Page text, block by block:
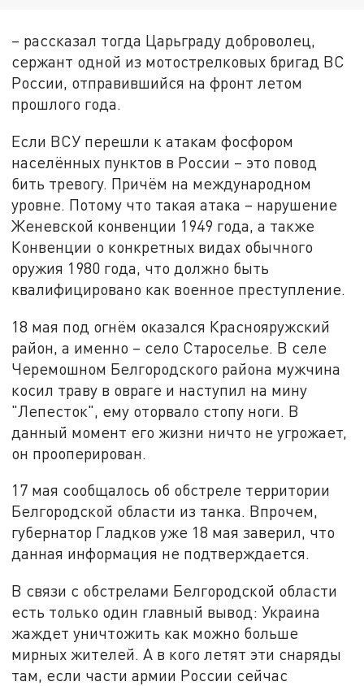
– рассказал тогда Царьграду доброволец,
сержант одной из мотострелковых бригад ВС
России, отправившийся на фронт летом
прошлого года.
Если ВСУ перешли к атакам фосфором
населённых пунктов в России – это повод
бить тревогу. Причём на международном
уровне. Потому что такая атака – нарушение
Женевской конвенции 1949 года, а также
Конвенции о конкретных видах обычного
оружия 1980 года, что должно быть
квалифицировано как военное преступление.
18 мая под огнём оказался Краснояружский
район, а именно – село Староселье. В селе
Черемошном Белгородского района мужчина
косил траву в овраге и наступил на мину
"Лепесток", ему оторвало стопу ноги. В
данный момент его жизни ничто не угрожает,
он прооперирован.
17 мая сообщалось об обстреле территории
Белгородской области из танка. Впрочем,
губернатор Гладков уже 18 мая заверил, что
данная информация не подтверждается.
В связи с обстрелами Белгородской области
есть только один главный вывод: Украина
жаждет уничтожить как можно больше
мирных жителей. А в кого летят эти снаряды
там, если части армии России сейчас